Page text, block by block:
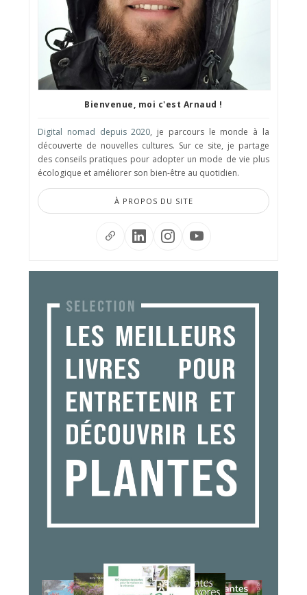
Bienvenue, moi c'est Arnaud !
Digital nomad depuis 2020, je parcours le monde à la
découverte de nouvelles cultures. Sur ce site, je partage
des conseils pratiques pour adopter un mode de vie plus
écologique et améliorer son bien-être au quotidien.
À PROPOS DU SITE